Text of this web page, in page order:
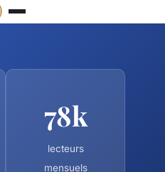
78k
lecteurs
mensuels